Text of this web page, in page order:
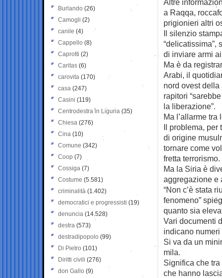
Altre
a Raqqa,
prigionieri altri
Il silenzio
“delicatissima”,
di inviare armi
Ma è da
Arabi, il
nord ovest della
rapitori
la liberazione”.
Ma l’allarme
Il problema, per
di origine
tornare come
fretta
Ma la Siria è
aggregazione e
“Non c’è stata
fenomeno”
quanto sia
Vari documenti
indicano
Si va da un
mila.
Significa che
che hanno
Burlando (26)
Camogli (2)
canile (4)
Cappello (8)
Caprotti (2)
Caritas (6)
carovita (170)
casa (247)
Casini (119)
Centrodestra in Liguria (35)
Chiesa (276)
Cina (10)
Comune (342)
Coop (7)
Cossiga (7)
Costume (5.581)
criminalità (1.402)
democratici e progressisti (19)
denuncia (14.528)
destra (573)
destradipopolo (99)
Di Pietro (101)
Diritti civili (276)
don Gallo (9)